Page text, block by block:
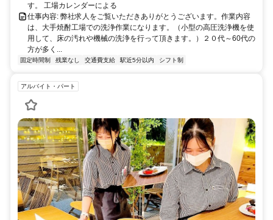
す。 工場カレンダーによる
仕事内容: 弊社求人をご覧いただきありがとうございます。作業内容
は、大手焼酎工場での洗浄作業になります。（小型の高圧洗浄機を使
用して、床の汚れや機械の洗浄を行って頂きます。）２０代～60代の
方が多く...
固定時間制 残業なし 交通費支給 駅近5分以内 シフト制
アルバイト・パート